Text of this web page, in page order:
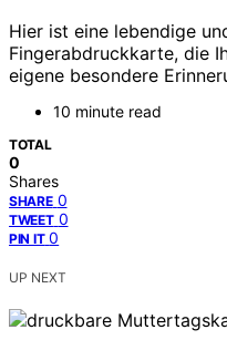
Hier ist eine lebendige
Fingerabdruckkarte, die
eigene besondere
10 minute read
TOTAL
0
Shares
SHARE 0
TWEET 0
PIN IT 0
UP NEXT